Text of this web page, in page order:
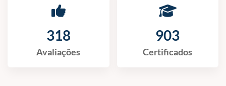
318
Avaliações
903
Certificados